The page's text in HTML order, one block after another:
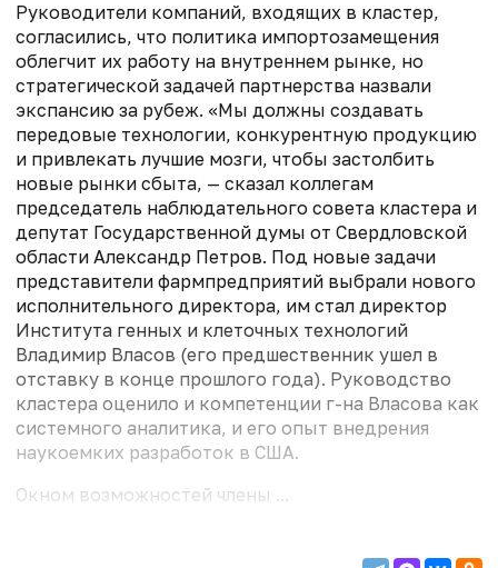
Руководители компаний, входящих в кластер,
согласились, что политика импортозамещения
облегчит их работу на внутреннем рынке, но
стратегической задачей партнерства назвали
экспансию за рубеж. «Мы должны создавать
передовые технологии, конкурентную продукцию
и привлекать лучшие мозги, чтобы застолбить
новые рынки сбыта, — сказал коллегам
председатель наблюдательного совета кластера и
депутат Государственной думы от Свердловской
области Александр Петров. Под новые задачи
представители фармпредприятий выбрали нового
исполнительного директора, им стал директор
Института генных и клеточных технологий
Владимир Власов (его предшественник ушел в
отставку в конце прошлого года). Руководство
кластера оценило и компетенции г-на Власова как
системного аналитика, и его опыт внедрения
наукоемких разработок в США.
Окном возможностей члены ...